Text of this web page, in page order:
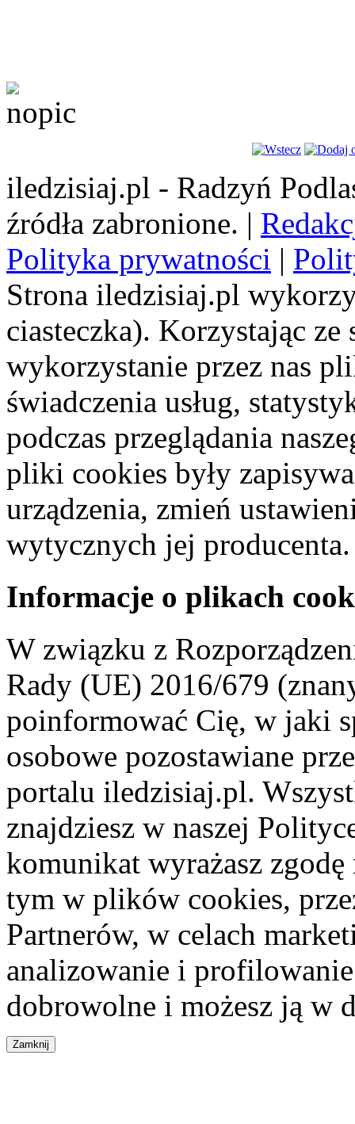
iledzisiaj.pl - Radzyń
źródła zabronione. |
Polityka prywatności |
Strona iledzisiaj.pl
ciasteczka). Korzystając
wykorzystanie przez nas
świadczenia usług,
podczas przeglądania
pliki cookies były
urządzenia, zmień
wytycznych jej producenta.
Informacje o plikach
W związku z
Rady (UE) 2016/679
poinformować Cię, w jaki
osobowe pozostawiane
portalu iledzisiaj.pl.
znajdziesz w naszej
komunikat wyrażasz
tym w plików cookies,
Partnerów, w celach
analizowanie i
dobrowolne i możesz ją w